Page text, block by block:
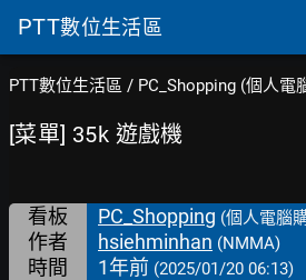
PTT數位生活區
PTT數位生活區 / PC_Shopping (個人電
[菜單] 35k 遊戲機
看板 PC_Shopping (個人電腦
作者 hsiehminhan (NMMA)
時間 1年前 (2025/01/20 06:13)